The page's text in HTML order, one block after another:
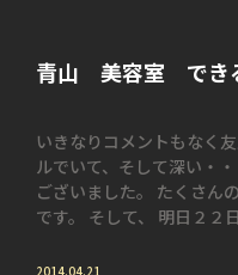
青山 美容室 でき
いきなりコメントもなく
ルでいて、そして深い・
ございました。 たくさん
です。 そして、 明日２
2014.04.21